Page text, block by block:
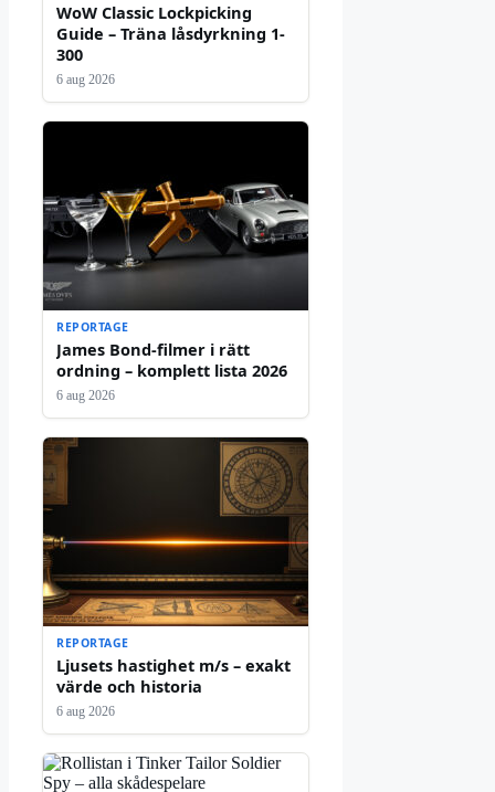
WoW Classic Lockpicking
Guide – Träna låsdyrkning 1-
300
6 aug 2026
REPORTAGE
James Bond-filmer i rätt
ordning – komplett lista 2026
6 aug 2026
REPORTAGE
Ljusets hastighet m/s – exakt
värde och historia
6 aug 2026